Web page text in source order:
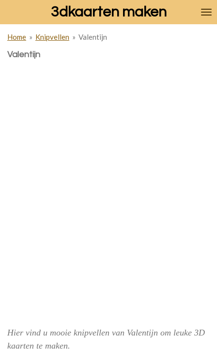
de
hoofdinhoud
3dkaarten maken
Home » Knipvellen » Valentijn
Valentijn
Hier vind u mooie knipvellen van Valentijn om leuke 3D
kaarten te maken.